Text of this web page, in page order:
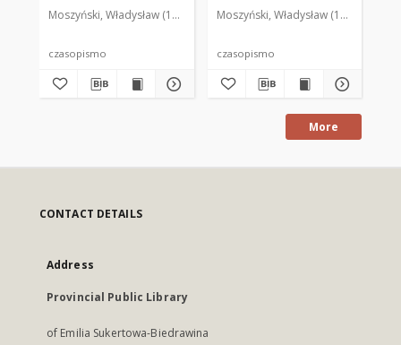
Moszyński, Władysław (1922-2001). Red. Mroczkowski, Włodzimierz
czasopismo
Moszyński, Władysław (1922-2001).
czasopismo
More
CONTACT DETAILS
Address
Provincial Public Library
of Emilia Sukertowa-Biedrawina